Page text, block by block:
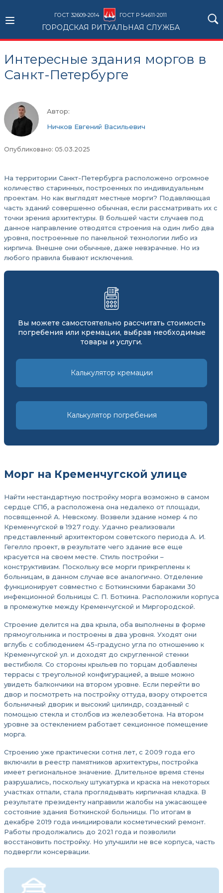
ГОСТ 32609-2014 ГОСТ Р 54611-2011
ГОРОДСКАЯ РИТУАЛЬНАЯ СЛУЖБА
Интересные здания моргов в
Санкт-Петербурге
Автор:
Ничков Евгений Васильевич
Опубликовано: 05.03.2025
На территории Санкт-Петербурга расположено огромное
количество старинных, построенных по индивидуальным
проектам. Но как выглядят местные морги? Подавляющая
часть зданий совершенно обычная, если рассматривать их с
точки зрения архитектуры. В большей части случаев под
данное направление отводятся строения на один либо два
уровня, построенные по панельной технологии либо из
кирпича. Внешне они обычные, даже невзрачные. Но из
любого правила бывают исключения.
Вы можете самостоятельно рассчитать стоимость
погребения или кремации, выбрав необходимые
товары и услуги.
Калькулятор кремации
Калькулятор погребения
Морг на Кременчугской улице
Найти нестандартную постройку морга возможно в самом
сердце СПб, а расположена она недалеко от площади,
посвященной А. Невскому. Возвели здание номер 4 по
Кременчугской в 1927 году. Удачно реализовали
представленный архитектором советского периода А. И.
Гегелло проект, в результате чего здание все еще
красуется на своем месте. Стиль постройки –
конструктивизм. Поскольку все морги прикреплены к
больницам, в данном случае все аналогично. Отделение
функционирует совместно с Боткинскими бараками 30
инфекционной больницы С. П. Боткина. Расположили корпуса
в промежутке между Кременчугской и Миргородской.
Строение делится на два крыла, оба выполнены в форме
прямоугольника и построены в два уровня. Уходят они
вглубь с соблюдением 45-градусно угла по отношению к
Кременчугской ул. и доходят до скругленной стенки
вестибюля. Со стороны крыльев по торцам добавлены
террасы с треугольной конфигурацией, а выше можно
увидеть балкончики на втором уровне. Если перейти во
двор и посмотреть на постройку оттуда, взору откроется
больничный дворик и высокий цилиндр, созданный с
помощью стекла и столбов из железобетона. На втором
уровне за остеклением работает секционное помещение
морга.
Строению уже практически сотня лет, с 2009 года его
включили в реестр памятников архитектуры, постройка
имеет региональное значение. Длительное время стены
разрушались, поскольку штукатурка и краска на некоторых
участках отпали, стала проглядывать кирпичная кладка. В
результате президенту направили жалобы на ужасающее
состояние здания Боткинской больницы. По итогам в
декабре 2019 года инициировали косметический ремонт.
Работы продолжались до 2021 года и позволили
восстановить постройку. Но улучшили не все корпуса, часть
подвергли консервации.